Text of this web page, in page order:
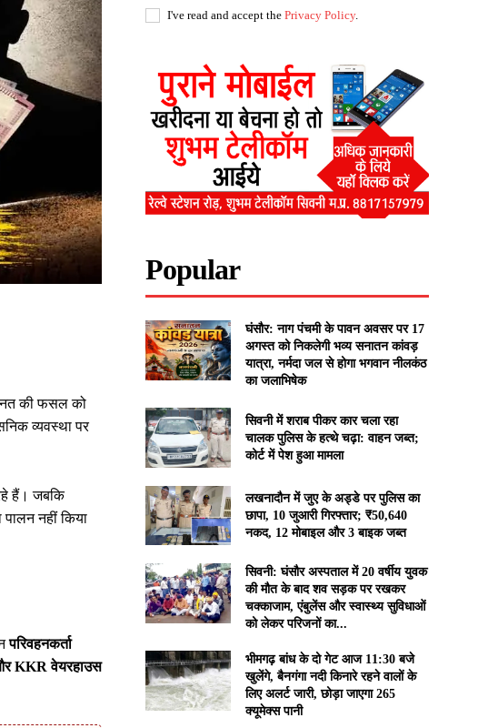
की फसल को
व्यवस्था पर
हैं। जबकि
नहीं किया
परिवहनकर्ता
KKR वेयरहाउस
I've read and accept thePrivacy Policy.
Popular
घंसौर: नाग पंचमी के पावन अवसर पर 17
अगस्त को निकलेगी भव्य सनातन कांवड़
यात्रा, नर्मदा जल से होगा भगवान नीलकंठ
का जलाभिषेक
सिवनी में शराब पीकर कार चला रहा
चालक पुलिस के हत्थे चढ़ा: वाहन जब्त;
कोर्ट में पेश हुआ मामला
लखनादौन में जुए के अड्डे पर पुलिस का
छापा, 10 जुआरी गिरफ्तार; ₹50,640
नकद, 12 मोबाइल और 3 बाइक जब्त
सिवनी: घंसौर अस्पताल में 20 वर्षीय युवक
की मौत के बाद शव सड़क पर रखकर
चक्काजाम, एंबुलेंस और स्वास्थ्य सुविधाओं
को लेकर परिजनों का...
भीमगढ़ बांध के दो गेट आज 11:30 बजे
खुलेंगे, बैनगंगा नदी किनारे रहने वालों के
लिए अलर्ट जारी, छोड़ा जाएगा 265
क्यूमेक्स पानी